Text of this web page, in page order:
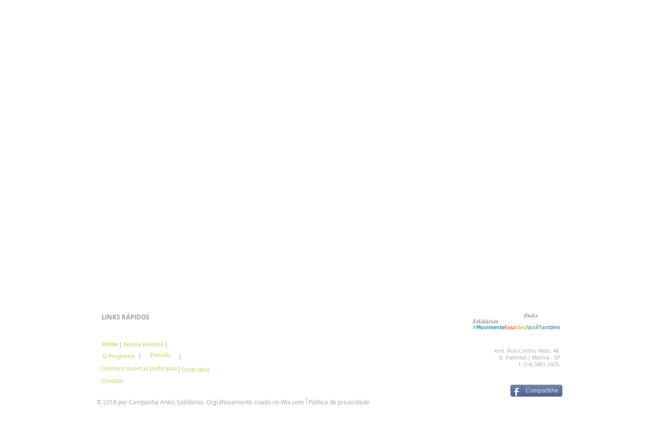
LINKS RÁPIDOS
| |
Home Nossa História
|
O Programa |
Desafio
|
Conheça quem já participou
Onde doar
Contato
© 2018 por Campanha Anéis Solidários. Orgulhosamente criado noWix.com Política de privacidade
|
Anéis
Solidários
#MovimenteEssaIdeiaVocêTambém
end. Rua Coelho Neto, 48
b. Palmital | Marília - SP
t. (14) 3401.2425
Compartilhe